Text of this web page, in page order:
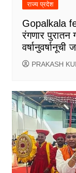
राज्य प्रदेश
Gopalkala
रंगणार पुरातन
वर्षानुवर्षानूची
PRAKASH